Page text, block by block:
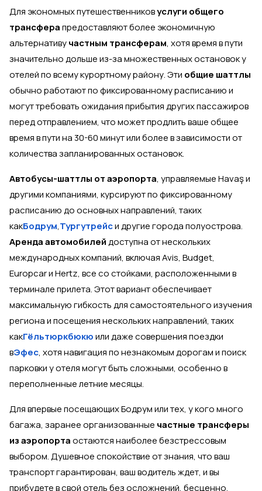
Для экономных путешественниковуслуги общего
трансферапредоставляют более экономичную
альтернативучастным трансферам, хотя время в пути
значительно дольше из-за множественных остановок у
отелей по всему курортному району. Эти общие шаттлы
обычно работают по фиксированному расписанию и
могут требовать ожидания прибытия других пассажиров
перед отправлением, что может продлить ваше общее
время в пути на 30-60 минут или более в зависимости от
количества запланированных остановок.
Автобусы-шаттлы от аэропорта, управляемые Havaş и
другими компаниями, курсируют по фиксированному
расписанию до основных направлений, таких
какБодрум,Тургутрейси другие города полуострова.
Аренда автомобилейдоступна от нескольких
международных компаний, включая Avis, Budget,
Europcar и Hertz, все со стойками, расположенными в
терминале прилета. Этот вариант обеспечивает
максимальную гибкость для самостоятельного изучения
региона и посещения нескольких направлений, таких
какГёльтюркбюкюили даже совершения поездки
вЭфес, хотя навигация по незнакомым дорогам и поиск
парковки у отеля могут быть сложными, особенно в
переполненные летние месяцы.
Для впервые посещающих Бодрум или тех, у кого много
багажа, заранее организованные частные трансферы
из аэропортаостаются наиболее безстрессовым
выбором. Душевное спокойствие от знания, что ваш
транспорт гарантирован, ваш водитель ждет, и вы
прибудете в свой отель без осложнений, бесценно,